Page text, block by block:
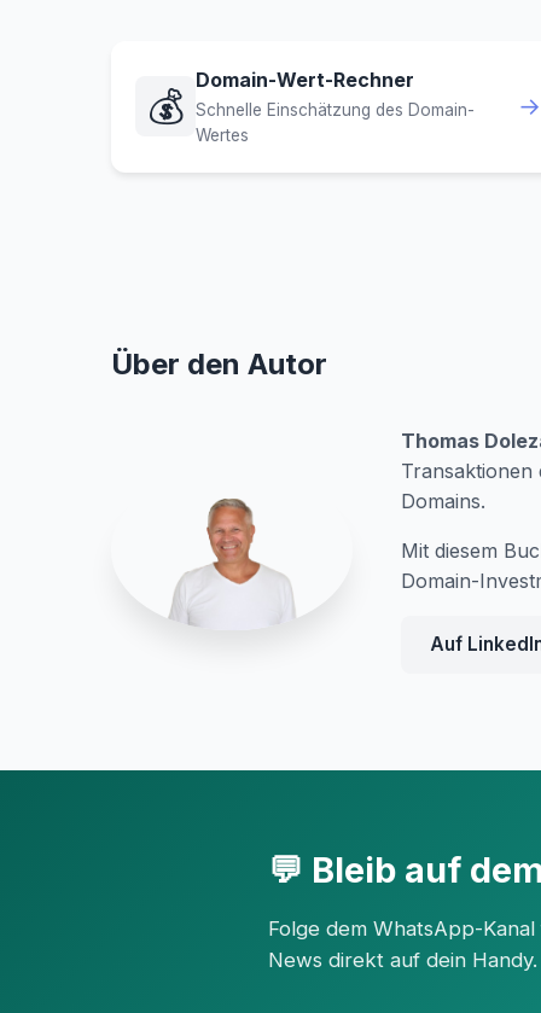
💰
Domain-Wert-Rechner
Schnelle Einschätzung des Domain-
Wertes
→
Über den Autor
Thomas
Transaktionen
Domains.
Mit diesem
Domain-
Auf
💬 Bleib auf
Folge dem WhatsApp-
News direkt auf dein Handy.